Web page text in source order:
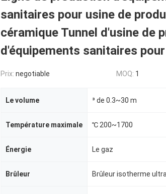
sanitaires pour usine de
céramique Tunnel d'usine de
d'équipements sanitaires
Prix: negotiable MOQ: 1
Le volume ³ de 0.3~30 m
Température maximale ℃ 200~1700
Énergie Le gaz
Brûleur Brûleur isotherme